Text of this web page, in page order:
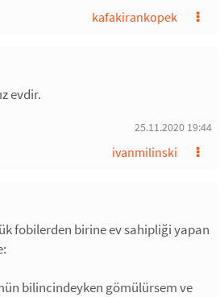
kafakirankopek
evdir.
25.11.2020 19:44
ivanmilinski
fobilerden birine ev sahipliği yapan
bilincindeyken gömülürsem ve